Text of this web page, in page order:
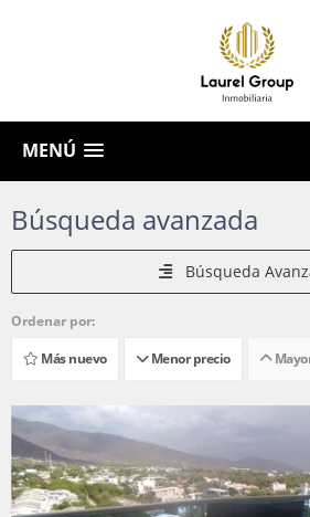
MENÚ
Búsqueda avanzada
Búsqueda
Ordenar por:
Más nuevo
Menor precio